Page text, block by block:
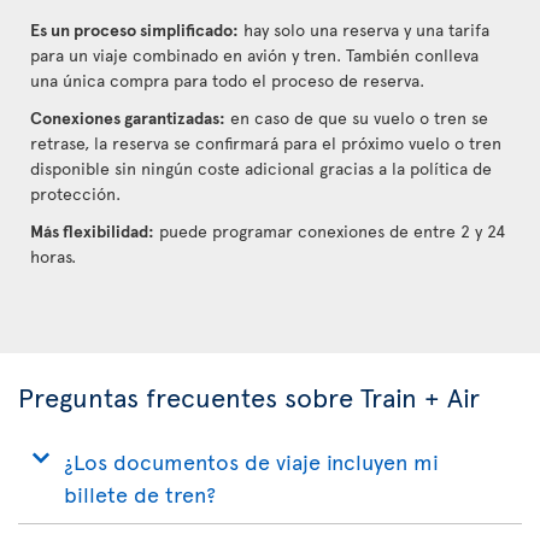
Es un proceso simplificado: hay solo una reserva y una tarifa
para un viaje combinado en avión y tren. También conlleva
una única compra para todo el proceso de reserva.
Conexiones garantizadas: en caso de que su vuelo o tren se
retrase, la reserva se confirmará para el próximo vuelo o tren
disponible sin ningún coste adicional gracias a la política de
protección.
Más flexibilidad: puede programar conexiones de entre 2 y 24
horas.
Preguntas frecuentes sobre Train + Air
¿Los documentos de viaje incluyen mi
billete de tren?